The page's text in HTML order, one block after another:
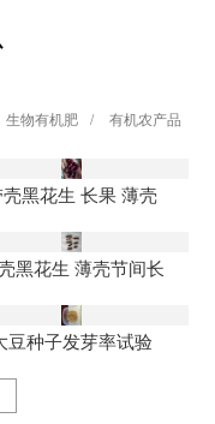
生物有机肥 / 有机农产品
壳黑花生 长果 薄壳
黑花生 薄壳节间长
豆种子发芽率试验